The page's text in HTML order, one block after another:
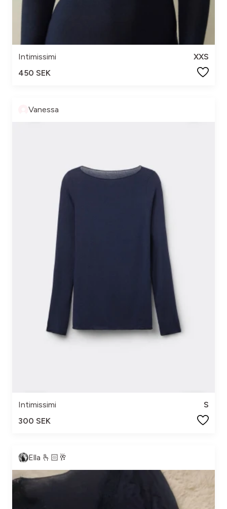
Intimissimi
XXS
450 SEK
Vanessa
Intimissimi
S
300 SEK
Ella 🫰🏻🥂